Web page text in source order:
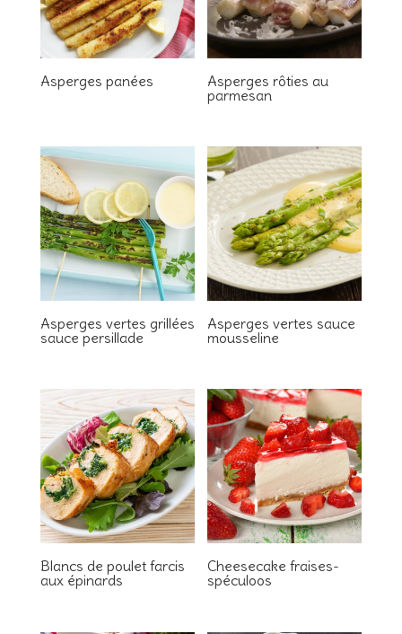
Asperges panées
Asperges rôties au
parmesan
Asperges vertes grillées
sauce persillade
Asperges vertes sauce
mousseline
Blancs de poulet farcis
aux épinards
Cheesecake fraises-
spéculoos